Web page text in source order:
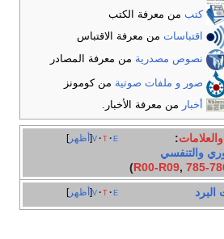
كتب من معرفة الكتب
اقتباسات من معرفة الاقتباس
نصوص مصدرية من معرفة المصادر
صور و ملفات صوتية من كومونز
أخبار
من معرفة الأخبار.
أظهر v t e والعلامات:
والتنفسي
R00-R09, 785-
)
أظهر v t e البرد